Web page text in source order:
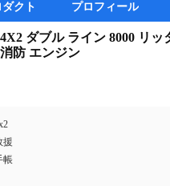
ダクト プロフィール
ダブル ライン 8000 リッ
防 エンジン
援
帳